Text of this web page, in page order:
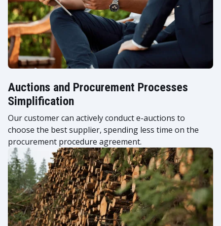
Auctions and Procurement Processes
Simplification
Our customer can actively conduct e-auctions to
choose the best supplier, spending less time on the
procurement procedure agreement.